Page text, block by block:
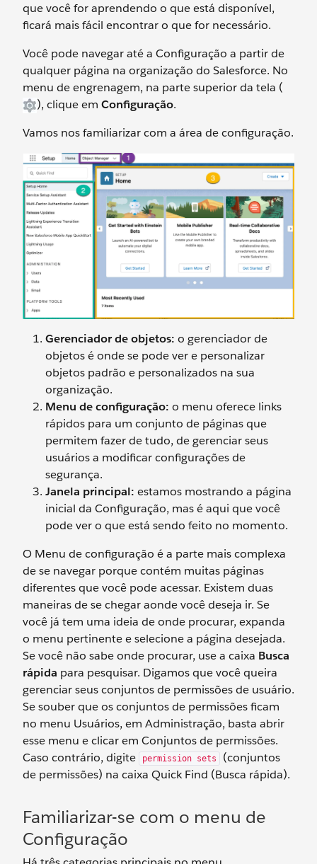
que você for aprendendo o que está disponível,
ficará mais fácil encontrar o que for necessário.
Você pode navegar até a Configuração a partir de
qualquer página na organização do Salesforce. No
menu de engrenagem, na parte superior da tela (
), clique em Configuração.
Vamos nos familiarizar com a área de configuração.
Gerenciador de objetos: o gerenciador de
objetos é onde se pode ver e personalizar
objetos padrão e personalizados na sua
organização.
Menu de configuração: o menu oferece links
rápidos para um conjunto de páginas que
permitem fazer de tudo, de gerenciar seus
usuários a modificar configurações de
segurança.
Janela principal: estamos mostrando a página
inicial da Configuração, mas é aqui que você
pode ver o que está sendo feito no momento.
O Menu de configuração é a parte mais complexa
de se navegar porque contém muitas páginas
diferentes que você pode acessar. Existem duas
maneiras de se chegar aonde você deseja ir. Se
você já tem uma ideia de onde procurar, expanda
o menu pertinente e selecione a página desejada.
Se você não sabe onde procurar, use a caixa Busca
rápida para pesquisar. Digamos que você queira
gerenciar seus conjuntos de permissões de usuário.
Se souber que os conjuntos de permissões ficam
no menu Usuários, em Administração, basta abrir
esse menu e clicar em Conjuntos de permissões.
Caso contrário, digite
permission sets
(conjuntos
de permissões) na caixa Quick Find (Busca rápida).
Familiarizar-se com o menu de
Configuração